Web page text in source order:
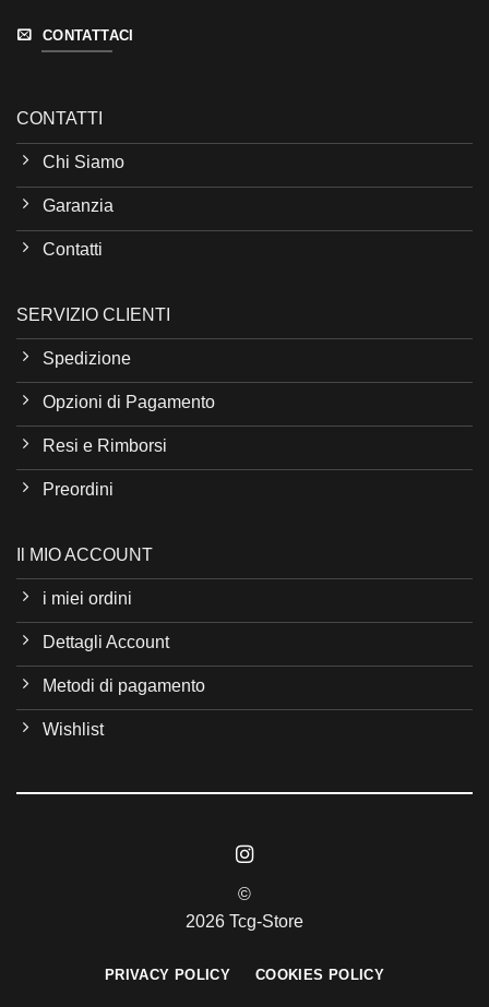
CONTATTACI
CONTATTI
Chi Siamo
Garanzia
Contatti
SERVIZIO CLIENTI
Spedizione
Opzioni di Pagamento
Resi e Rimborsi
Preordini
Il MIO ACCOUNT
i miei ordini
Dettagli Account
Metodi di pagamento
Wishlist
©
2026 Tcg-Store
PRIVACY POLICY COOKIES POLICY